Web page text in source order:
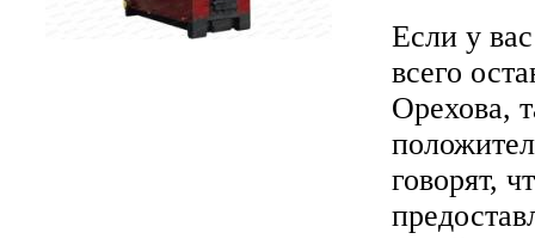
Если у
всего
Орехова,
говорят,